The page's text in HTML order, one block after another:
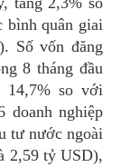
bình quân giai
Số vốn đăng
8 tháng đầu
14,7% so với
doanh nghiệp
tư nước ngoài
2,59 tỷ USD),